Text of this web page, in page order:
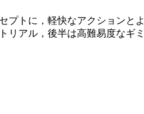
プトに，軽快なアクションと
リアル，後半は高難易度なギ